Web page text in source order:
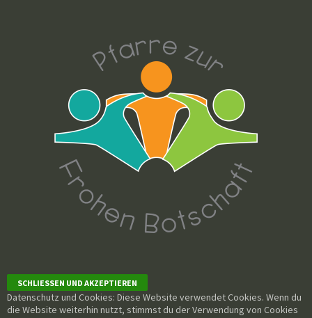
Datenschutz und Cookies: Diese Website verwendet Cookies. Wenn du
die Website weiterhin nutzt, stimmst du der Verwendung von Cookies